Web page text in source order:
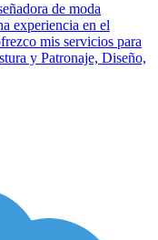
de moda
experiencia en el
mis servicios para
y Patronaje, Diseño,